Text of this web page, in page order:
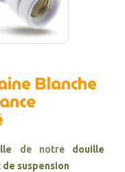
Blanche
de notre douille
de suspension